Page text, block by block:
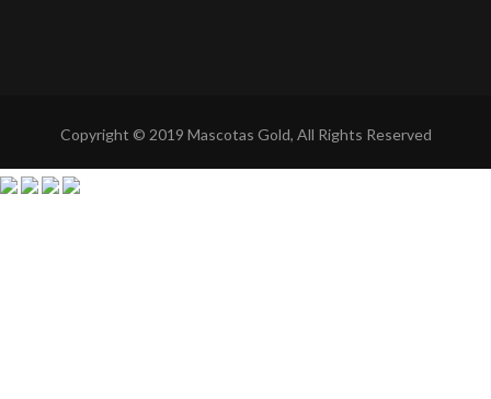
Copyright © 2019 Mascotas Gold, All Rights Reserved